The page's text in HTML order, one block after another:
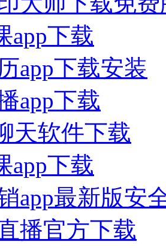
app下载
app下载安装
app下载
天软件下载
app下载
app最新版安
播官方下载